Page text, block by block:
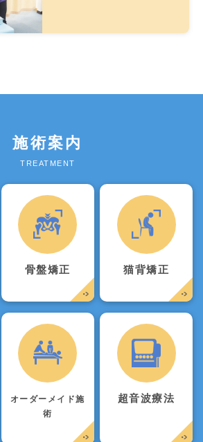
施術案内
TREATMENT
骨盤矯正 猫背矯正
オーダーメイド施
術
超音波療法